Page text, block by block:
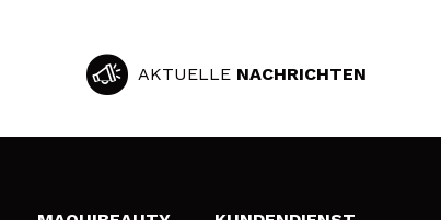
AKTUELLE NACHRICHTEN